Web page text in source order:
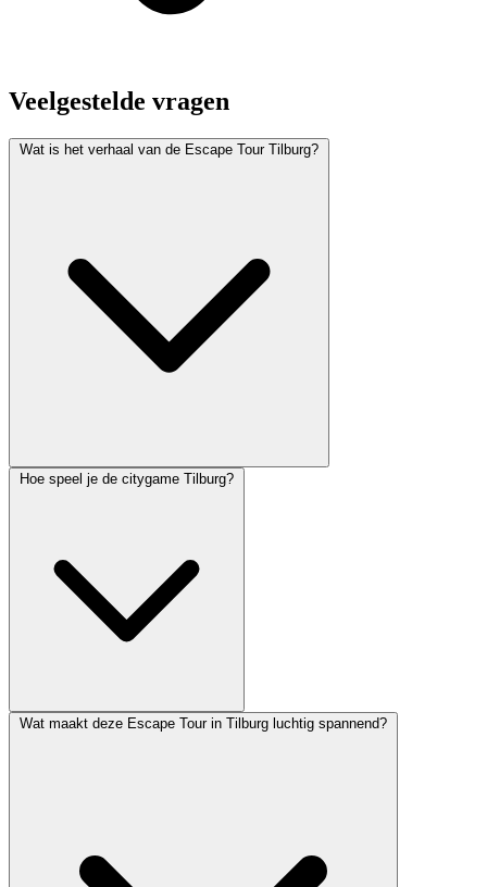
Veelgestelde vragen
Wat is het verhaal van de Escape Tour Tilburg?
Hoe speel je de citygame Tilburg?
Wat maakt deze Escape Tour in Tilburg luchtig spannend?